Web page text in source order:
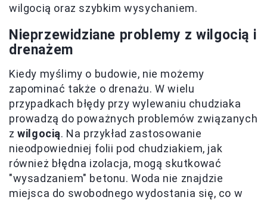
wilgocią oraz szybkim wysychaniem.
Nieprzewidziane problemy z wilgocią i
drenażem
Kiedy myślimy o budowie, nie możemy
zapominać także o drenażu. W wielu
przypadkach błędy przy wylewaniu chudziaka
prowadzą do poważnych problemów związanych
zwilgocią. Na przykład zastosowanie
nieodpowiedniej folii pod chudziakiem, jak
również błędna izolacja, mogą skutkować
"wysadzaniem" betonu. Woda nie znajdzie
miejsca do swobodnego wydostania się, co w